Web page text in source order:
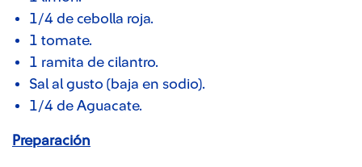
1/4 de cebolla roja.
1 tomate.
1 ramita de cilantro.
Sal al gusto (baja en sodio).
1/4 de Aguacate.
Preparación​